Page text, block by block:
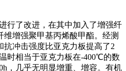
了改进，在其中加入了增强纤
增强聚甲基丙烯酸甲酯。经测
抗冲击强度比亚克力板提高了2
时相当于亚克力板在-400℃的数
，几乎无明显增重、增容。有机